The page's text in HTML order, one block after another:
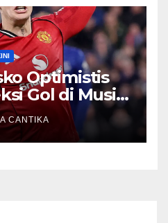
Optimistis
Gol di Musim
CANTIKA